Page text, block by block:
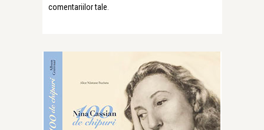
comentariilor tale